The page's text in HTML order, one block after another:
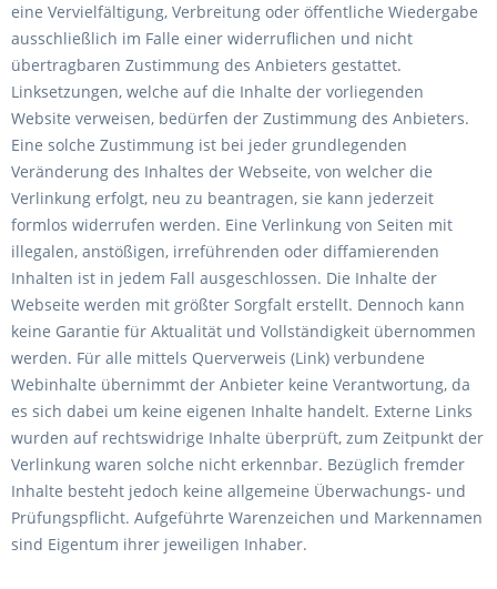
eine Vervielfältigung, Verbreitung oder öffentliche Wiedergabe
ausschließlich im Falle einer widerruflichen und nicht
übertragbaren Zustimmung des Anbieters gestattet.
Linksetzungen, welche auf die Inhalte der vorliegenden
Website verweisen, bedürfen der Zustimmung des Anbieters.
Eine solche Zustimmung ist bei jeder grundlegenden
Veränderung des Inhaltes der Webseite, von welcher die
Verlinkung erfolgt, neu zu beantragen, sie kann jederzeit
formlos widerrufen werden. Eine Verlinkung von Seiten mit
illegalen, anstößigen, irreführenden oder diffamierenden
Inhalten ist in jedem Fall ausgeschlossen. Die Inhalte der
Webseite werden mit größter Sorgfalt erstellt. Dennoch kann
keine Garantie für Aktualität und Vollständigkeit übernommen
werden. Für alle mittels Querverweis (Link) verbundene
Webinhalte übernimmt der Anbieter keine Verantwortung, da
es sich dabei um keine eigenen Inhalte handelt. Externe Links
wurden auf rechtswidrige Inhalte überprüft, zum Zeitpunkt der
Verlinkung waren solche nicht erkennbar. Bezüglich fremder
Inhalte besteht jedoch keine allgemeine Überwachungs- und
Prüfungspflicht. Aufgeführte Warenzeichen und Markennamen
sind Eigentum ihrer jeweiligen Inhaber.